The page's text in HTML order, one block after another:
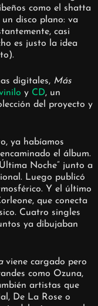
como el shatta
disco plano: va
casi
es justo la idea
digitales, Más
y CD, un
del proyecto y
ya habíamos
el álbum.
Noche” junto a
Luego publicó
Y el último
que conecta
Cuatro singles
ya dibujaban
viene cargado pero
como Ozuna,
artistas que
De La Rose o